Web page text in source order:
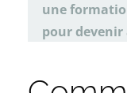
une
pour